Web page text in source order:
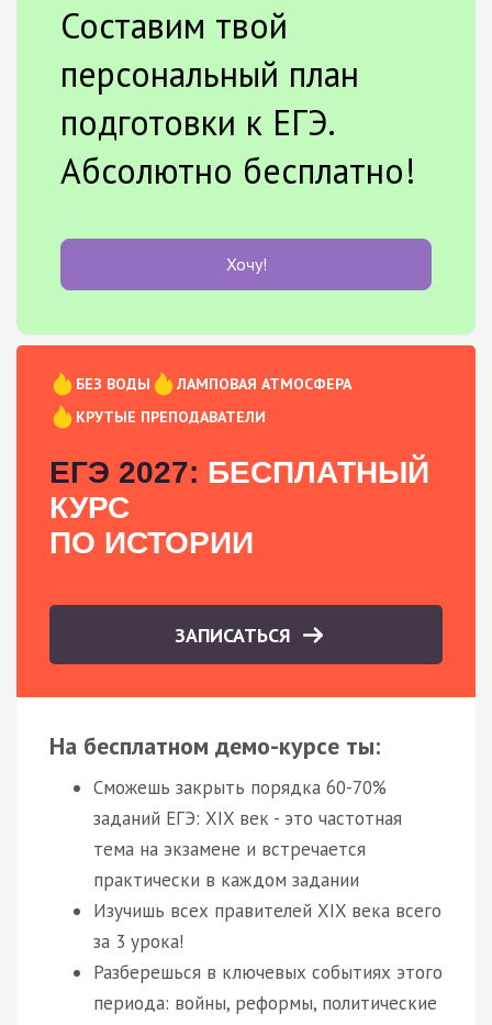
Составим твой
персональный план
подготовки к ЕГЭ.
Абсолютно бесплатно!
Хочу!
БЕЗ ВОДЫ
ЛАМПОВАЯ АТМОСФЕРА
КРУТЫЕ ПРЕПОДАВАТЕЛИ
ЕГЭ 2027: БЕСПЛАТНЫЙ
КУРС
ПО ИСТОРИИ
ЗАПИСАТЬСЯ
На бесплатном демо-курсе ты:
Сможешь закрыть порядка 60-70%
заданий ЕГЭ: XIX век - это частотная
тема на экзамене и встречается
практически в каждом задании
Изучишь всех правителей XIX века всего
за 3 урока!
Разберешься в ключевых событиях этого
периода: войны, реформы, политические